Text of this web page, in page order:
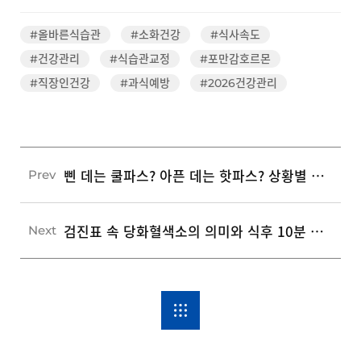
#올바른식습관 #소화건강
#식사속도
#건강관리
#식습관교정
#포만감호르몬
#직장인건강
#과식예방 #2026건강관리
Prev 삔 데는 쿨파스? 아픈 데는 핫파스? 상황별 파스 선택법과 3가지 주의사항
Next 검진표 속 당화혈색소의 의미와 식후 10분 혈당 흐름 잡는 3가지 습관